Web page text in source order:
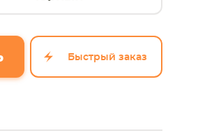
Быстрый заказ